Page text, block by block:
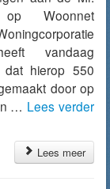
op Woonnet
vandaag
dat hierop 550
door op
… Lees verder
Lees meer